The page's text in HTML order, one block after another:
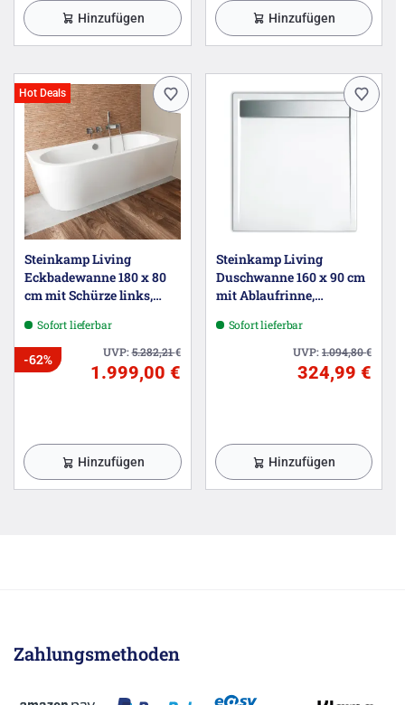
Hinzufügen Hinzufügen
Hot Deals
Steinkamp Living
Eckbadewanne 180 x 80
cm mit Schürze links,
Überlaufgarnitur MT5
Sofort lieferbar
UVP:5.282,21€
-62%
1.999,00 €
Hinzufügen
Steinkamp Living
Duschwanne 160 x 90 cm
mit Ablaufrinne,
Sofort lieferbar
UVP:1.094,80€
324,99 €
Hinzufügen
Zahlungsmethoden